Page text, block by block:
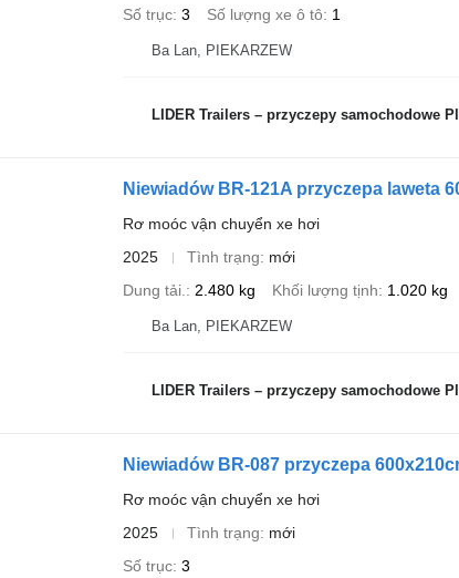
Số trục 3 Số lượng xe ô tô 1
Ba Lan, PIEKARZEW
LIDER Trailers – przyczepy samochodowe
Niewiadów BR-121A przyczepa laweta
Rơ moóc vận chuyển xe hơi
2025
Tình trạng
mới
Dung tải.
2.480 kg Khối lượng tịnh 1.020 kg
Ba Lan, PIEKARZEW
LIDER Trailers – przyczepy samochodowe
Niewiadów BR-087 przyczepa
Rơ moóc vận chuyển xe hơi
2025
Tình trạng
mới
Số trục 3